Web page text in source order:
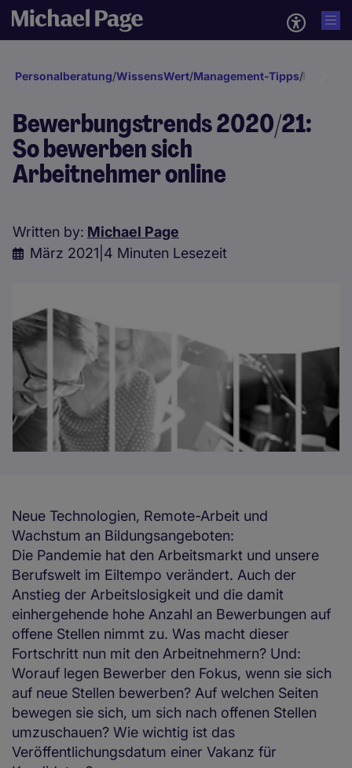
Personalberatung/WissensWert/Management-Tipps/
Bewerbungstrends 2020/21:
So bewerben sich
Arbeitnehmer online
Written by: Michael Page
März 2021 4 Minuten Lesezeit
Neue Technologien, Remote-Arbeit und
Wachstum an Bildungsangeboten:
Die Pandemie hat den Arbeitsmarkt und unsere
Berufswelt im Eiltempo verändert. Auch der
Anstieg der Arbeitslosigkeit und die damit
einhergehende hohe Anzahl an Bewerbungen auf
offene Stellen nimmt zu. Was macht dieser
Fortschritt nun mit den Arbeitnehmern? Und:
Worauf legen Bewerber den Fokus, wenn sie sich
auf neue Stellen bewerben? Auf welchen Seiten
bewegen sie sich, um sich nach offenen Stellen
umzuschauen? Wie wichtig ist das
Veröffentlichungsdatum einer Vakanz für